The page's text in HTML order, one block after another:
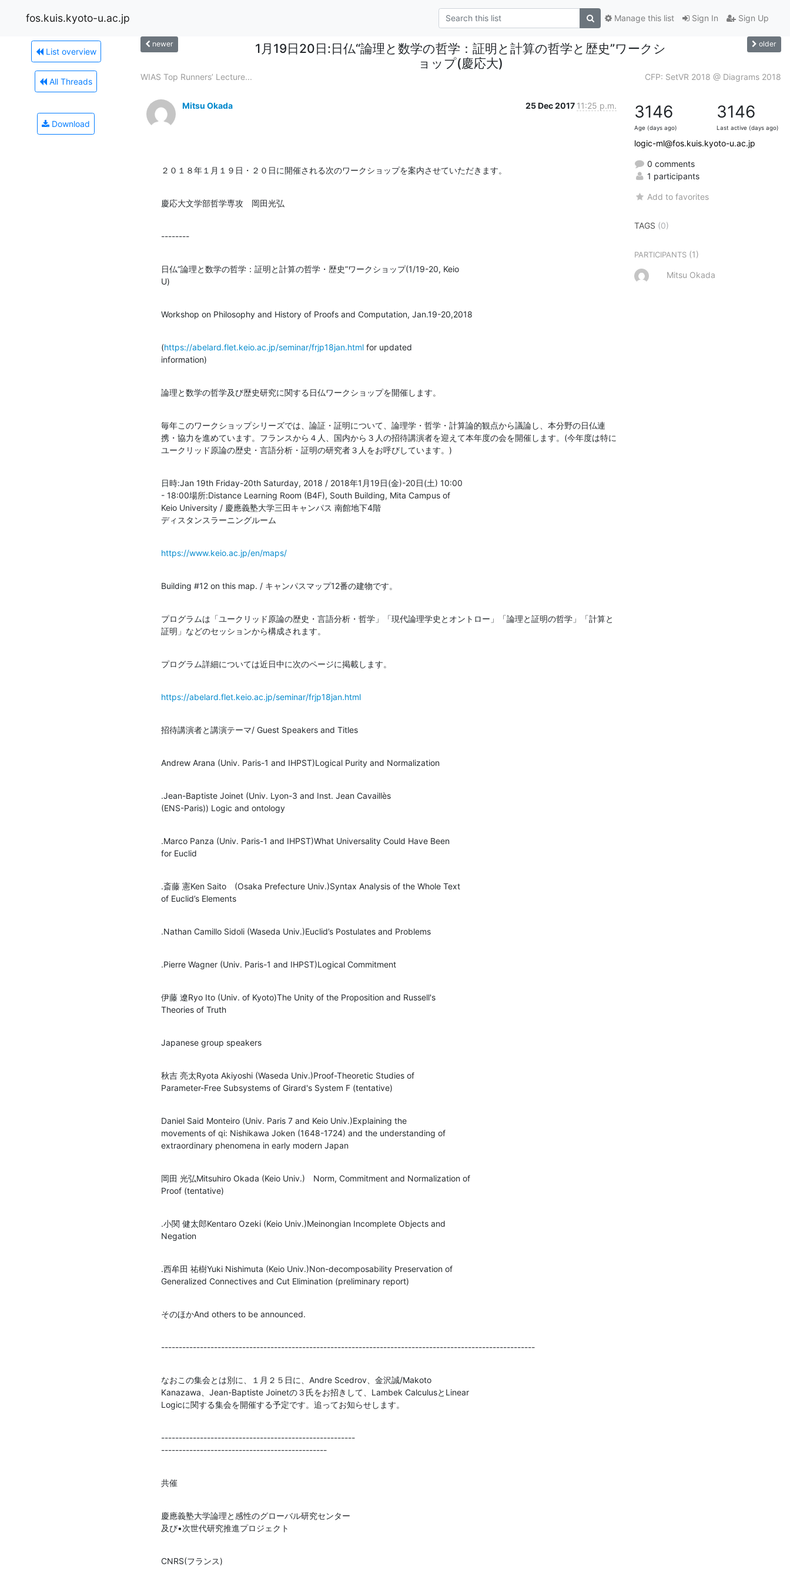
fos.kuis.kyoto-u.ac.jp Sign In Sign Up
Manage this list
List overview
All Threads
Download
newer
1月19日20日:日仏“論理と数学の哲学：証明と計算の哲学と歴史”ワークシ
ョップ(慶応大)
older
WIAS Top Runners’ Lecture... CFP: SetVR 2018 @ Diagrams 2018
Mitsu Okada 25 Dec 2017 11:25 p.m.
２０１８年１月１９日・２０日に開催される次のワークショップを案内させていただきます。
慶応大文学部哲学専攻　岡田光弘
--------
日仏“論理と数学の哲学：証明と計算の哲学・歴史”ワークショップ(1/19-20, Keio
U)
Workshop on Philosophy and History of Proofs and Computation, Jan.19-20,2018
(https://abelard.flet.keio.ac.jp/seminar/frjp18jan.html for updated
information)
論理と数学の哲学及び歴史研究に関する日仏ワークショップを開催します。
毎年このワークショップシリーズでは、論証・証明について、論理学・哲学・計算論的観点から議論し、本分野の日仏連
携・協力を進めています。フランスから４人、国内から３人の招待講演者を迎えて本年度の会を開催します。(今年度は特に
ユークリッド原論の歴史・言語分析・証明の研究者３人をお呼びしています。)
日時:Jan 19th Friday-20th Saturday, 2018 / 2018年1月19日(金)-20日(土) 10:00
- 18:00場所:Distance Learning Room (B4F), South Building, Mita Campus of
Keio University / 慶應義塾大学三田キャンパス 南館地下4階
ディスタンスラーニングルーム
https://www.keio.ac.jp/en/maps/
Building #12 on this map. / キャンパスマップ12番の建物です。
プログラムは「ユークリッド原論の歴史・言語分析・哲学」「現代論理学史とオントロー」「論理と証明の哲学」「計算と
証明」などのセッションから構成されます。
プログラム詳細については近日中に次のページに掲載します。
https://abelard.flet.keio.ac.jp/seminar/frjp18jan.html
招待講演者と講演テーマ/ Guest Speakers and Titles
Andrew Arana (Univ. Paris-1 and IHPST)Logical Purity and Normalization
.Jean-Baptiste Joinet (Univ. Lyon-3 and Inst. Jean Cavaillès
(ENS-Paris)) Logic and ontology
.Marco Panza (Univ. Paris-1 and IHPST)What Universality Could Have Been
for Euclid
.斎藤 憲Ken Saito　(Osaka Prefecture Univ.)Syntax Analysis of the Whole Text
of Euclid’s Elements
.Nathan Camillo Sidoli (Waseda Univ.)Euclid’s Postulates and Problems
.Pierre Wagner (Univ. Paris-1 and IHPST)Logical Commitment
伊藤 遼Ryo Ito (Univ. of Kyoto)The Unity of the Proposition and Russell's
Theories of Truth
Japanese group speakers
秋吉 亮太Ryota Akiyoshi (Waseda Univ.)Proof-Theoretic Studies of
Parameter-Free Subsystems of Girard's System F (tentative)
Daniel Said Monteiro (Univ. Paris 7 and Keio Univ.)Explaining the
movements of qi: Nishikawa Joken (1648-1724) and the understanding of
extraordinary phenomena in early modern Japan
岡田 光弘Mitsuhiro Okada (Keio Univ.)　Norm, Commitment and Normalization of
Proof (tentative)
.小関 健太郎Kentaro Ozeki (Keio Univ.)Meinongian Incomplete Objects and
Negation
.西牟田 祐樹Yuki Nishimuta (Keio Univ.)Non-decomposability Preservation of
Generalized Connectives and Cut Elimination (preliminary report)
そのほかAnd others to be announced.
----------------------------------------------------------------------------------------------------------
なおこの集会とは別に、１月２５日に、Andre Scedrov、金沢誠/Makoto
Kanazawa、Jean-Baptiste Joinetの３氏をお招きして、Lambek CalculusとLinear
Logicに関する集会を開催する予定です。追ってお知らせします。
-------------------------------------------------------
-----------------------------------------------
共催
慶應義塾大学論理と感性のグローバル研究センター
及び•次世代研究推進プロジェクト
CNRS(フランス)
3146
Age (days ago)
3146
Last active (days ago)
logic-ml@fos.kuis.kyoto-u.ac.jp
0 comments
1 participants
Add to favorites
TAGS (0)
PARTICIPANTS (1)
Mitsu Okada